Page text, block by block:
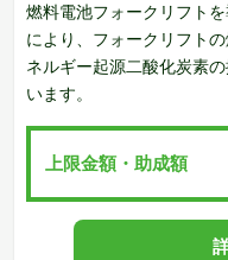
燃料電池フォークリフト
により、フォークリフト
ネルギー起源二酸化炭素
います。
上限金額・助成額